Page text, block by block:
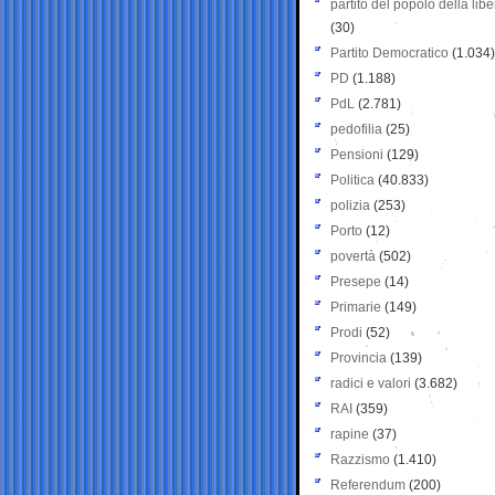
partito del popolo della
(30)
Partito Democratico (1.034)
PD (1.188)
PdL (2.781)
pedofilia (25)
Pensioni (129)
Politica (40.833)
polizia (253)
Porto (12)
povertà (502)
Presepe (14)
Primarie (149)
Prodi (52)
Provincia (139)
radici e valori (3.682)
RAI (359)
rapine (37)
Razzismo (1.410)
Referendum (200)